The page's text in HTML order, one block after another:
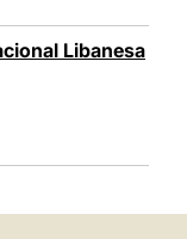
Libanesa